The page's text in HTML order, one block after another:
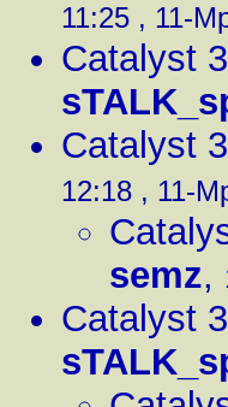
11:25 , 11-
Catalyst
Catalyst
12:18 , 11-
semz,
Catalyst